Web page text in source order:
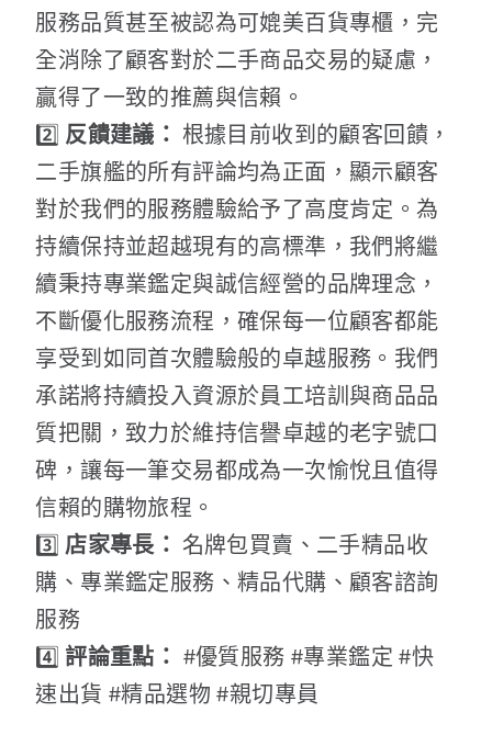
服務品質甚至被認為可媲美百貨專櫃，完
全消除了顧客對於二手商品交易的疑慮，
贏得了一致的推薦與信賴。
2️⃣ 反饋建議： 根據目前收到的顧客回饋，
二手旗艦的所有評論均為正面，顯示顧客
對於我們的服務體驗給予了高度肯定。為
持續保持並超越現有的高標準，我們將繼
續秉持專業鑑定與誠信經營的品牌理念，
不斷優化服務流程，確保每一位顧客都能
享受到如同首次體驗般的卓越服務。我們
承諾將持續投入資源於員工培訓與商品品
質把關，致力於維持信譽卓越的老字號口
碑，讓每一筆交易都成為一次愉悅且值得
信賴的購物旅程。
3️⃣ 店家專長： 名牌包買賣、二手精品收
購、專業鑑定服務、精品代購、顧客諮詢
服務
4️⃣ 評論重點： #優質服務 #專業鑑定 #快
速出貨 #精品選物 #親切專員